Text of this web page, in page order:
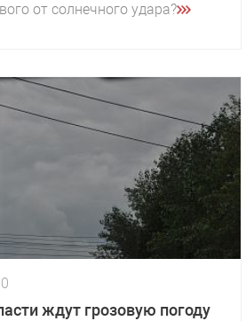
от солнечного удара?
ждут грозовую погоду